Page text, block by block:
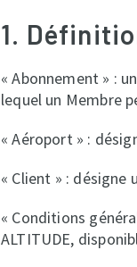
1.
« Abonnement » :
lequel un Membre
« Aéroport » :
« Client » : désigne
« Conditions
ALTITUDE,